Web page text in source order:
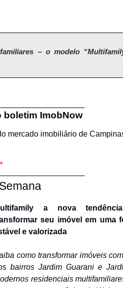
– o modelo
boletim ImobNow
mercado imobiliário de
a nova
seu imóvel em uma
e valorizada
como transformar imóveis
bairros Jardim Guarani e
residenciais